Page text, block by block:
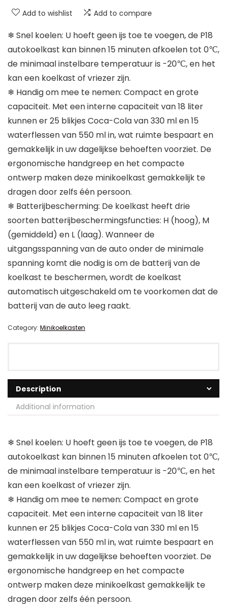
Add to wishlist Add to compare
❄ Snel koelen: U hoeft geen ijs toe te voegen, de P18
autokoelkast kan binnen 15 minuten afkoelen tot 0℃,
de minimaal instelbare temperatuur is -20℃, en het
kan een koelkast of vriezer zijn.
❄ Handig om mee te nemen: Compact en grote
capaciteit. Met een interne capaciteit van 18 liter
kunnen er 25 blikjes Coca-Cola van 330 ml en 15
waterflessen van 550 ml in, wat ruimte bespaart en
gemakkelijk in uw dagelijkse behoeften voorziet. De
ergonomische handgreep en het compacte
ontwerp maken deze minikoelkast gemakkelijk te
dragen door zelfs één persoon.
❄ Batterijbescherming: De koelkast heeft drie
soorten batterijbeschermingsfuncties: H (hoog), M
(gemiddeld) en L (laag). Wanneer de
uitgangsspanning van de auto onder de minimale
spanning komt die nodig is om de batterij van de
koelkast te beschermen, wordt de koelkast
automatisch uitgeschakeld om te voorkomen dat de
batterij van de auto leeg raakt.
Category: Minikoelkasten
Description
Additional information
❄ Snel koelen: U hoeft geen ijs toe te voegen, de P18
autokoelkast kan binnen 15 minuten afkoelen tot 0℃,
de minimaal instelbare temperatuur is -20℃, en het
kan een koelkast of vriezer zijn.
❄ Handig om mee te nemen: Compact en grote
capaciteit. Met een interne capaciteit van 18 liter
kunnen er 25 blikjes Coca-Cola van 330 ml en 15
waterflessen van 550 ml in, wat ruimte bespaart en
gemakkelijk in uw dagelijkse behoeften voorziet. De
ergonomische handgreep en het compacte
ontwerp maken deze minikoelkast gemakkelijk te
dragen door zelfs één persoon.